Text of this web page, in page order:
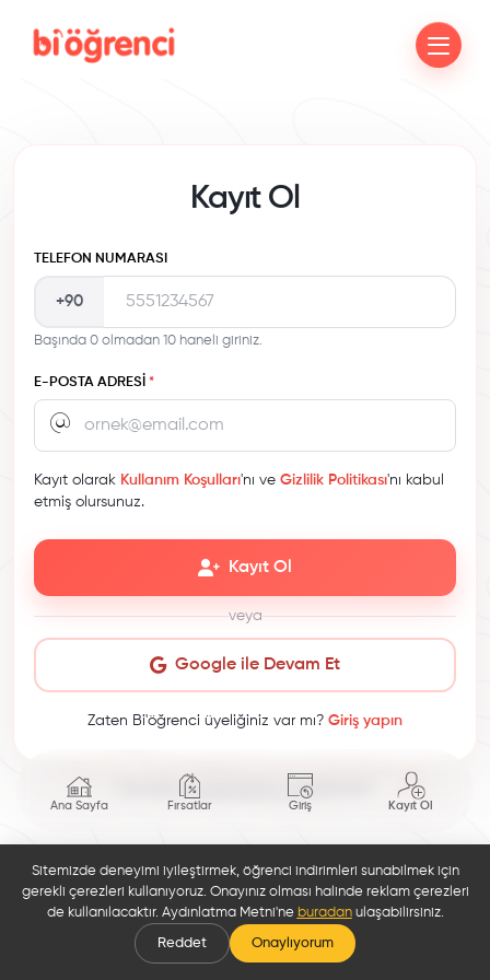
Ana Sayfa Fırsatlar Giriş Kayıt Ol
Kayıt Ol
TELEFON NUMARASI
+90
Başında 0 olmadan 10 haneli giriniz.
E-POSTA ADRESI *
Kayıt olarak Kullanım Koşulları'nı ve Gizlilik Politikası'nı kabul
etmiş olursunuz.
Kayıt Ol
veya
Google ile Devam Et
Zaten Bi'öğrenci üyeliğiniz var mı? Giriş yapın
This site is protected by reCAPTCHA.
Sitemizde deneyimi iyileştirmek, öğrenci indirimleri sunabilmek için
gerekli çerezleri kullanıyoruz. Onayınız olması halinde reklam çerezleri
de kullanılacaktır. Aydınlatma Metni'ne buradanulaşabilirsiniz.
Reddet Onaylıyorum